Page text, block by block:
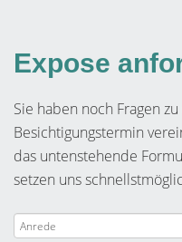
Expose
Sie haben noch Fragen
Besichtigungstermin
das untenstehende
setzen uns